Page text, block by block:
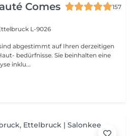
Comes
157
L-9026
abgestimmt auf Ihren derzeitigen
bedürfnisse. Sie beinhalten eine
inklu...